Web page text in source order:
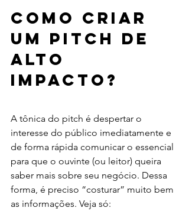
Como criar
um pitch de
alto
impacto?
A tônica do pitch é despertar o
interesse do público imediatamente e
de forma rápida comunicar o essencial
para que o ouvinte (ou leitor) queira
saber mais sobre seu negócio. Dessa
forma, é preciso “costurar” muito bem
as informações. Veja só: